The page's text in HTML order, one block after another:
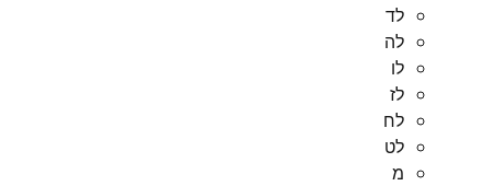
לד
לה
לו
לז
לח
לט
מ